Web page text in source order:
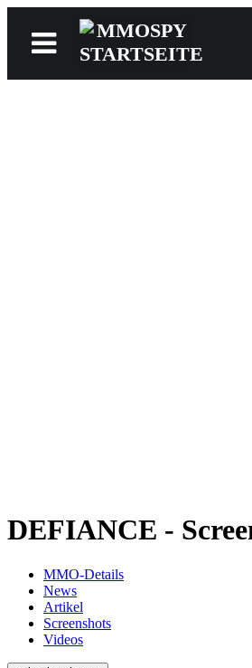
DEFIANCE -
MMO-Details
News
Artikel
Screenshots
Videos